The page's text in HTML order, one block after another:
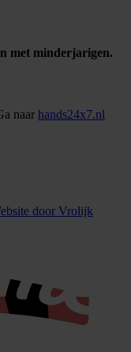
met minderjarigen.
naar hands24x7.nl
door Vrolijk